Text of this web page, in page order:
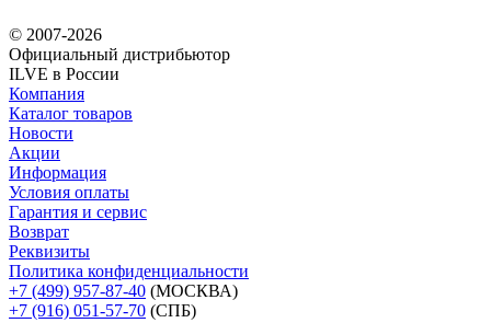
© 2007-2026
Официальный дистрибьютoр
ILVE в России
Компания
Каталог товаров
Новости
Акции
Информация
Условия оплаты
Гарантия и сервис
Возврат
Реквизиты
Политика конфиденциальности
+7 (499) 957-87-40 (МОСКВА)
+7 (916) 051-57-70 (СПБ)